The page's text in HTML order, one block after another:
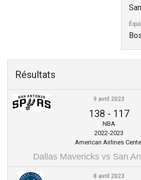
Résultats
9 avril 2023
138 - 117
NBA
2022-2023
American Airlines
Dallas Mavericks vs San
8 avril 2023